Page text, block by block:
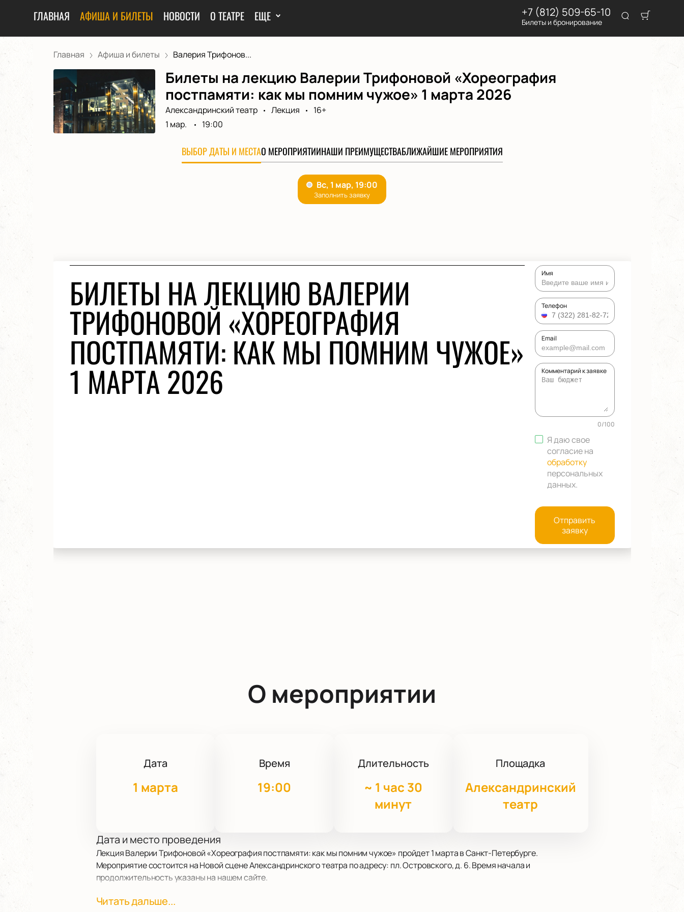
ГЛАВНАЯ АФИША И БИЛЕТЫ НОВОСТИ О ТЕАТРЕ ЕЩЕ +7 (812) 509-65-10
Билеты и бронирование
Главная Афиша и билеты Валерия Трифонов...
Билеты на лекцию Валерии Трифоновой «Хореография
постпамяти: как мы помним чужое» 1 марта 2026
Александринский театр Лекция
16+
1 мар.
19:00
ВЫБОР ДАТЫ И МЕСТАО МЕРОПРИЯТИИНАШИ ПРЕИМУЩЕСТВАБЛИЖАЙШИЕ МЕРОПРИЯТИЯ
БИЛЕТЫ НА ЛЕКЦИЮ ВАЛЕРИИ
ТРИФОНОВОЙ «ХОРЕОГРАФИЯ
ПОСТПАМЯТИ: КАК МЫ ПОМНИМ ЧУЖОЕ»
1 МАРТА 2026
Имя
Телефон
Email
Комментарий к заявке
0/100
Я даю свое
согласие на
обработку
персональных
данных.
Отправить
заявку
О мероприятии
Дата
1 марта
Время
19:00
Длительность
~ 1 час 30
минут
Площадка
Александринский
театр
Дата и место проведения
Лекция Валерии Трифоновой «Хореография постпамяти: как мы помним чужое» пройдет 1 марта в Санкт-Петербурге.
Мероприятие состоится на Новой сцене Александринского театра по адресу: пл. Островского, д. 6. Время начала и
продолжительность указаны на нашем сайте.
О событии и площадке
Читать дальше...